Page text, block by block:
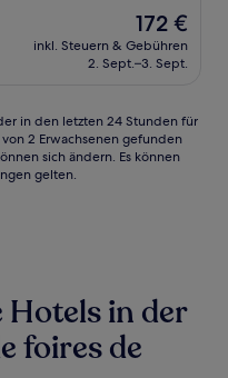
Der
Preis
beträgt
172 €
inkl. Steuern & Gebühren
2. Sept.–3. Sept.
in den letzten 24 Stunden für
2 Erwachsenen gefunden
sich ändern. Es können
gelten.
Hotels in der
foires de